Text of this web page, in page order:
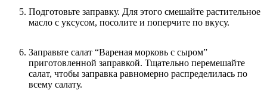
Подготовьте заправку. Для этого смешайте растительное
масло с уксусом, посолите и поперчите по вкусу.
Заправьте салат “Вареная морковь с сыром”
приготовленной заправкой. Тщательно перемешайте
салат, чтобы заправка равномерно распределилась по
всему салату.